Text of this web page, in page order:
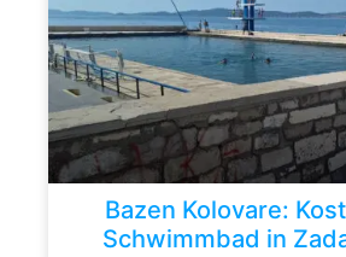
Bazen Kolovare:
Schwimmbad in